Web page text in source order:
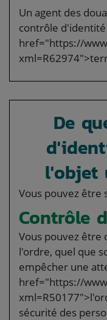
Un agent des
contrôle
href="https://
De
l'objet
Vous pouvez être
Contrôle
Vous pouvez être
l'ordre, quel que
empêcher une
href="https://
sécurité des